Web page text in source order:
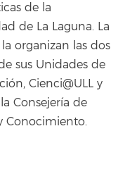
de la
de La Laguna. La
organizan las dos
sus Unidades de
Cienci@ULL y
Consejería de
Conocimiento.